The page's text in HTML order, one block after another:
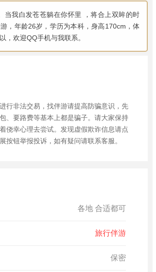
当我白发苍苍躺在你怀里 ，将合上双眸的时
，年龄26岁，学历为本科，身高170cm，体
，欢迎QQ手机与我联系。
行非法交易，找伴游请提高防骗意识，先
、要路费等基本上都是骗子。请大家保持
侥幸心理去尝试。发现虚假欺诈信息请点
按钮举报投诉，如有疑问请联系客服。
各地 合适都可
旅行伴游
保密